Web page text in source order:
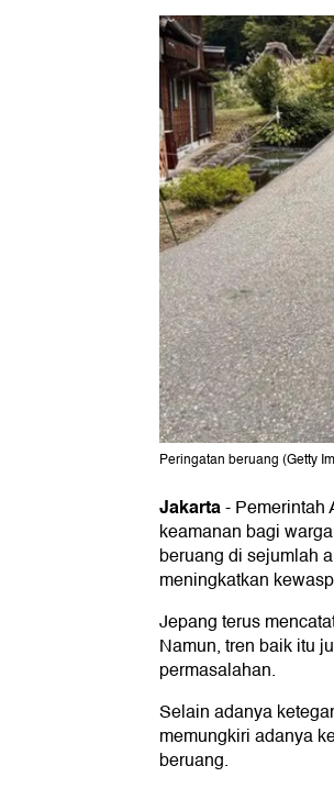
Peringatan beruang (Getty
Jakarta-Pemerintah
keamanan bagi
beruang di sejumlah
meningkatkan
Jepang terus
Namun, tren baik itu
permasalahan.
Selain adanya
memungkiri adanya
beruang.